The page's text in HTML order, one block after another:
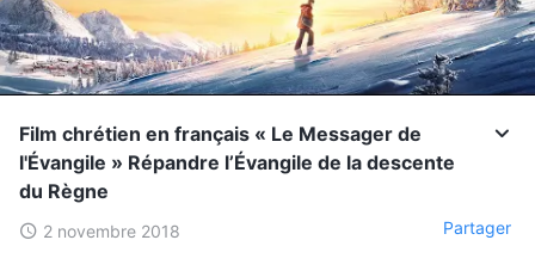
Film chrétien en français « Le Messager de
l'Évangile » Répandre l’Évangile de la descente
du Règne
2 novembre 2018 Partager